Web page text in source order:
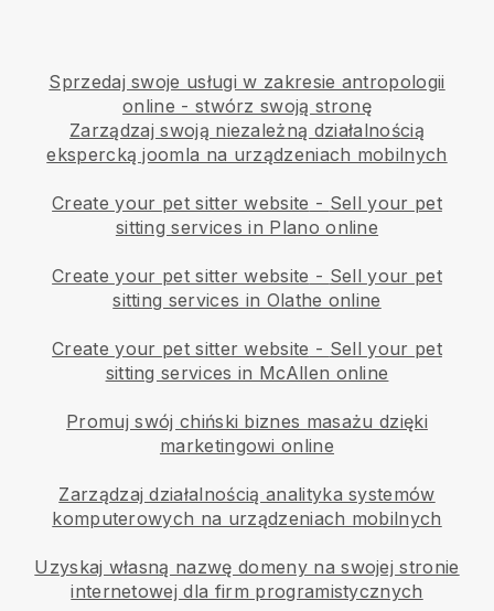
Sprzedaj swoje usługi w zakresie antropologii
online - stwórz swoją stronę
Zarządzaj swoją niezależną działalnością
ekspercką joomla na urządzeniach mobilnych
Create your pet sitter website - Sell your pet
sitting services in Plano online
Create your pet sitter website - Sell your pet
sitting services in Olathe online
Create your pet sitter website - Sell your pet
sitting services in McAllen online
Promuj swój chiński biznes masażu dzięki
marketingowi online
Zarządzaj działalnością analityka systemów
komputerowych na urządzeniach mobilnych
Uzyskaj własną nazwę domeny na swojej stronie
internetowej dla firm programistycznych